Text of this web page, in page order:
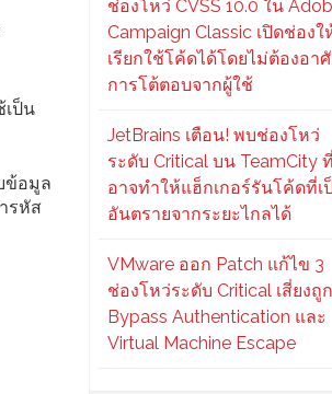
เป็น
ข้อมูล
รหัส
ช่องโหว่ CVSS 10.0 ใน
Campaign Classic เปิดช่องใ
เรียกใช้โค้ดได้โดยไม่ต้องอา
การโต้ตอบจากผู้ใช้
JetBrains เตือน! พบช่องโหว่
ระดับ Critical บน TeamCity ที่
อาจทำให้แฮ็กเกอร์รันโค้ดที่เ
อันตรายจากระยะไกลได้
VMware ออก Patch แก้ไข 3
ช่องโหว่ระดับ Critical เสี่ยงถูก
Bypass Authentication และ
Virtual Machine Escape